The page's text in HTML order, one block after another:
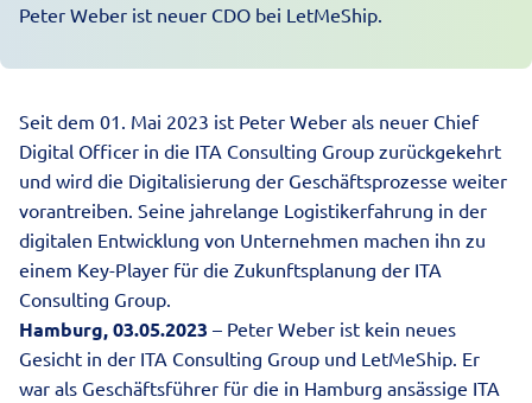
Peter Weber ist neuer CDO bei LetMeShip.
Seit dem 01. Mai 2023 ist Peter Weber als neuer Chief
Digital Officer in die ITA Consulting Group zurückgekehrt
und wird die Digitalisierung der Geschäftsprozesse weiter
vorantreiben. Seine jahrelange Logistikerfahrung in der
digitalen Entwicklung von Unternehmen machen ihn zu
einem Key-Player für die Zukunftsplanung der ITA
Consulting Group.
Hamburg, 03.05.2023 – Peter Weber ist kein neues
Gesicht in der ITA Consulting Group und LetMeShip. Er
war als Geschäftsführer für die in Hamburg ansässige ITA